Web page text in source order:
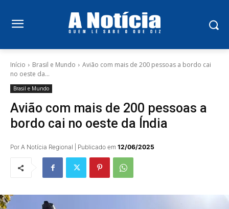
Início Brasil e Mundo
Avião com mais de 200 pessoas a bordo cai
no oeste da...
Brasil e Mundo
Avião com mais de 200 pessoas a
bordo cai no oeste da Índia
Por A Notícia Regional | Publicado em 12/06/2025